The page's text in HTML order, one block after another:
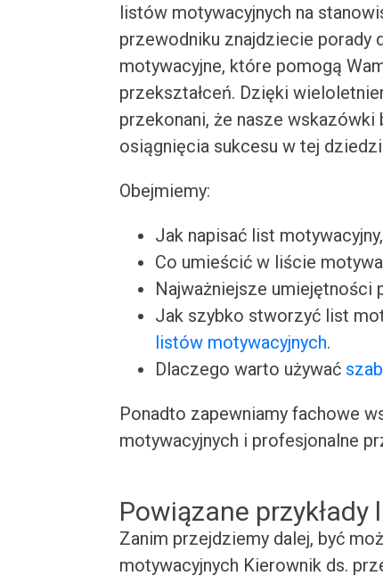
listów motywacyjnych na
przewodniku znajdziecie porady
motywacyjne, które pomogą
przekształceń. Dzięki
przekonani, że nasze
osiągnięcia sukcesu w tej
Obejmiemy:
Jak napisać list
Co umieścić w liście
Najważniejsze umiejętności
Jak szybko stworzyć list
listów motywacyjnych.
Dlaczego warto używać
Ponadto zapewniamy fachowe
motywacyjnych i profesjonalne
Powiązane
Zanim przejdziemy dalej, być
motywacyjnych Kierownik ds.